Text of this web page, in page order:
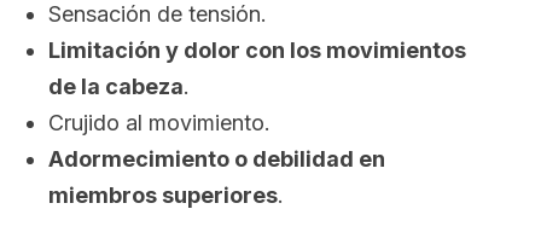
Sensación de tensión.
Limitación y dolor con los movimientos
de la cabeza.
Crujido al movimiento.
Adormecimiento o debilidad en
miembros superiores.